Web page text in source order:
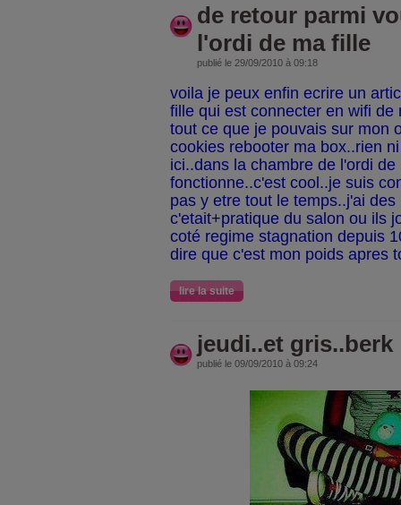
de retour parmi
l'ordi de ma fille
publié le 29/09/2010 à 09:18
voila je peux enfin ecrire un
fille qui est connecter en wifi de
tout ce que je pouvais sur mon
cookies rebooter ma box..rien
ici..dans la chambre de l'ordi de
fonctionne..c'est cool..je suis
pas y etre tout le temps..j'ai
c'etait+pratique du salon ou ils
coté regime stagnation depuis
dire que c'est mon poids apres
lire la suite
jeudi..et gris..berk
publié le 09/09/2010 à 09:24